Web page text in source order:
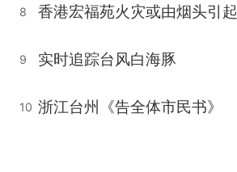
8 香港宏福苑火灾或由烟头引起
9 实时追踪台风白海豚
10 浙江台州《告全体市民书》